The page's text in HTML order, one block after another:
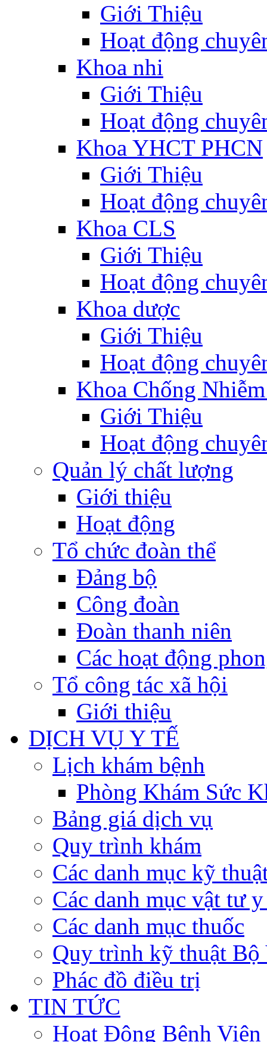
Giới Thiệu
Hoạt động
Khoa nhi
Giới Thiệu
Hoạt động
Khoa YHCT PHCN
Giới Thiệu
Hoạt động
Khoa CLS
Giới Thiệu
Hoạt động
Khoa dược
Giới Thiệu
Hoạt động
Khoa Chống
Giới Thiệu
Hoạt động
Quản lý chất lượng
Giới thiệu
Hoạt động
Tổ chức đoàn thể
Đảng bộ
Công đoàn
Đoàn thanh niên
Các hoạt động
Tổ công tác xã hội
Giới thiệu
DỊCH VỤ Y TẾ
Lịch khám bệnh
Phòng Khám Sức
Bảng giá dịch vụ
Quy trình khám
Các danh mục kỹ
Các danh mục vật tư
Các danh mục thuốc
Quy trình kỹ thuật Bộ
Phác đồ điều trị
TIN TỨC
Hoạt Động Bệnh Viện